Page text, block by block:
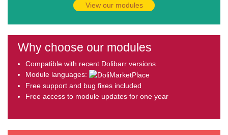
View our modules
Why choose our modules
Compatible with recent Dolibarr versions
Module languages:
Free support and bug fixes included
Free access to module updates for one year